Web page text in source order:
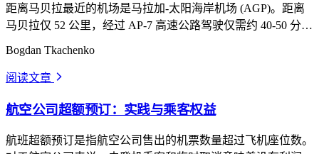
距离马贝拉最近的机场是马拉加-太阳海岸机场 (AGP)。距离
马贝拉仅 52 公里，经过 AP-7 高速公路驾驶仅需约 40-50 分
Bogdan Tkachenko
阅读文章 arrow_forward_ios
航空公司超额预订：实践与乘客权益
航班超额预订是指航空公司售出的机票数量超过飞机座位数。